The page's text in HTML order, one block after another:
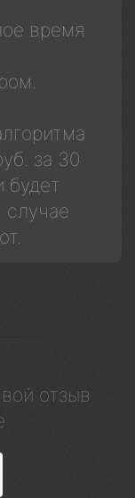
время
за 30
будет
случае
отзыв